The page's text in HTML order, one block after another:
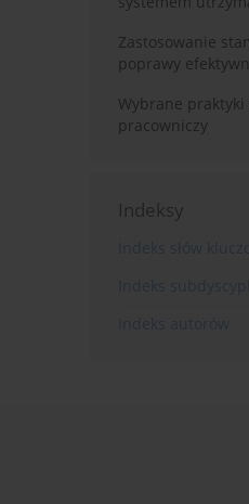
Zastosowanie
poprawy
Wybrane
pracowniczy
Indeksy